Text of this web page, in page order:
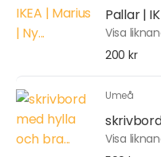
Pallar |
Visa
200 kr
Umeå
Visa